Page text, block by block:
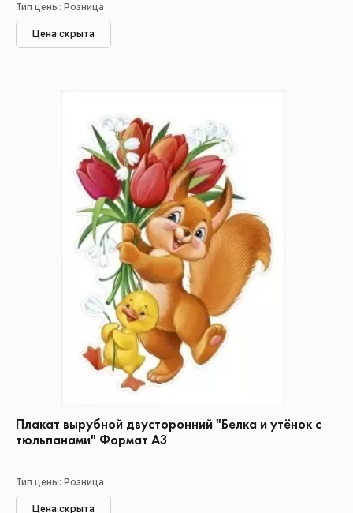
Тип цены: Розница
Цена скрыта
Плакат вырубной двусторонний "Белка и утёнок с
тюльпанами" Формат А3
Тип цены: Розница
Цена скрыта